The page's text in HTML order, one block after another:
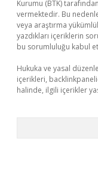
Kurumu (BTK)
vermektedir. Bu
veya araştırma
yazdıkları içeriklerin
bu sorumluluğu kabul
Hukuka ve yasal
içerikleri,
halinde, ilgili içerikler